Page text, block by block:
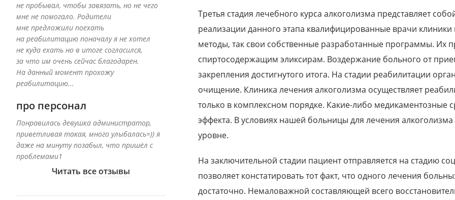
Третья стадия лечебного курса алкоголизма представляет
реализации данного этапа квалифицированные врачи
методы, так свои собственные разработанные программы. Их
спиртосодержащим эликсирам. Воздержание больного от
закрепления достигнутого итога. На стадии реабилитации
очищение. Клиника лечения алкоголизма осуществляет
только в комплексном порядке. Какие-либо медикаментозные
эффекта. В условиях нашей больницы для лечения
уровне.
На заключительной стадии пациент отправляется на стадию
позволяет констатировать тот факт, что одного лечения
достаточно. Немаловажной составляющей всего
не пробывал, чтобы завязать, но не чего
мне не помогало. Родители
мне предложили поехать
на реабилитацию поначалу я не хотел
не куда ехать но в итоге согласился,
за что им очень сейчас благодарен.
На данный момент прохожу
реабилитацию...
про персонал
Понравилась девушка администратор,
приветливая такая, много улыбалась=)) я
даже на минуту позабыл, что пришёл с
проблемами1
Читать все отзывы